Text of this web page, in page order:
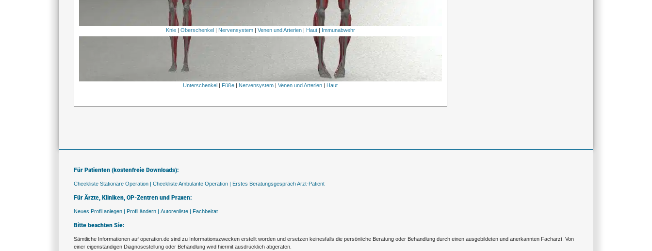
Knie| Oberschenkel Nervensystem| Venen und Arterien| Haut| Immunabwehr
Unterschenkel | Füße | Nervensystem |Venen und Arterien | Haut
Für Patienten (kostenfreie Downloads):
Checkliste Stationäre Operation | Checkliste Ambulante Operation | Erstes Beratungsgespräch Arzt-Patient
Für Ärzte, Kliniken, OP-Zentren und Praxen:
Neues Profil anlegen | Profil ändern | Autorenliste | Fachbeirat
Bitte beachten Sie:
Sämtliche Informationen auf operation.de sind zu Informationszwecken erstellt worden und ersetzen keinesfalls die persönliche Beratung oder Behandlung durch einen ausgebildeten und anerkannten Facharzt. Von
einer eigenständigen Diagnosestellung oder Behandlung wird hiermit ausdrücklich abgeraten.